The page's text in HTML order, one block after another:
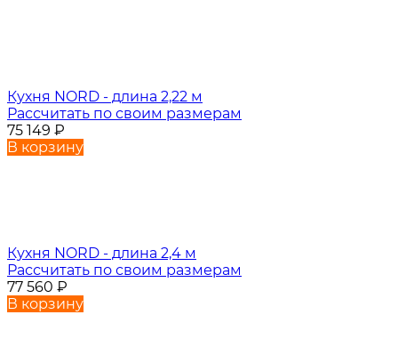
Кухня NORD - длина 2,22 м
Рассчитать по своим размерам
75 149 ₽
В корзину
Кухня NORD - длина 2,4 м
Рассчитать по своим размерам
77 560 ₽
В корзину